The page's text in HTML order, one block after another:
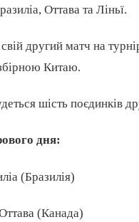
Оттава та Ліньї.
другий матч на
Китаю.
шість поєдинків
дня:
(Бразилія)
(Канада)